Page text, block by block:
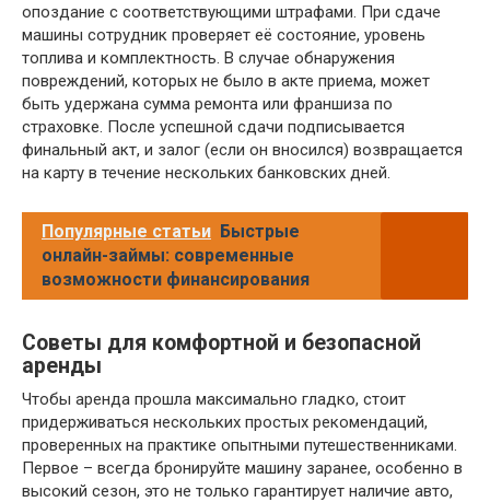
опоздание с соответствующими штрафами. При сдаче
машины сотрудник проверяет её состояние, уровень
топлива и комплектность. В случае обнаружения
повреждений, которых не было в акте приема, может
быть удержана сумма ремонта или франшиза по
страховке. После успешной сдачи подписывается
финальный акт, и залог (если он вносился) возвращается
на карту в течение нескольких банковских дней.
Популярные статьи Быстрые
онлайн-займы: современные
возможности финансирования
Советы для комфортной и безопасной
аренды
Чтобы аренда прошла максимально гладко, стоит
придерживаться нескольких простых рекомендаций,
проверенных на практике опытными путешественниками.
Первое – всегда бронируйте машину заранее, особенно в
высокий сезон, это не только гарантирует наличие авто,